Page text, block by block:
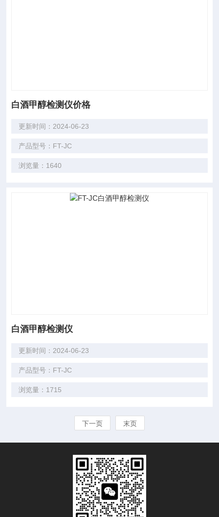
白酒甲醇检测仪价格
更新时间：2024-06-23
产品型号：FT-JC
浏览量：1640
白酒甲醇检测仪
更新时间：2024-06-23
产品型号：FT-JC
浏览量：1715
下一页 末页